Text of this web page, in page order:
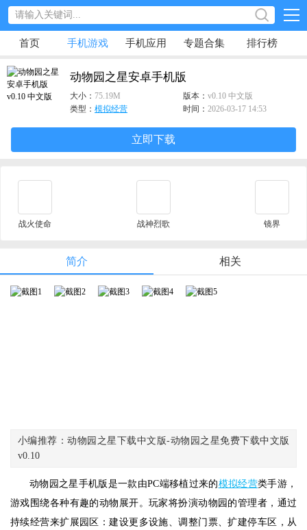
首页 手机游戏 手机应用 专题合集 排行榜
动物园之星安卓手机版
大小： 75.19M 版本： v0.10 中文版
类型： 模拟经营 时间： 2026-03-17 14:53
立即下载
战火使命 战神烈歌 镜界
简介 相关
小编推荐：动物园之星下载中文版-动物园之星免费下载中文版
v0.10
动物园之星手机版是一款由PC端移植过来的模拟经营类手游，
游戏围绕各种有趣的动物展开。玩家将扮演动物园的管理者，通过
持续经营来扩展园区：建设更多设施、调整门票、扩建停车区，从